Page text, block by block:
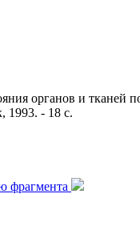
органов и тканей
1993. - 18 с.
фрагмента